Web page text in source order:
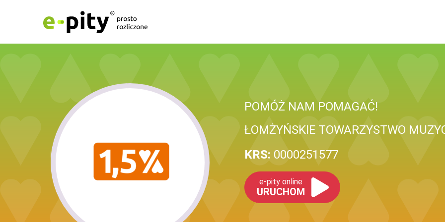
POMÓŻ NAM POMAGAĆ!
ŁOMŻYŃSKIE TOWARZYSTWO
KRS: 0000251577
e-pity online
URUCHOM